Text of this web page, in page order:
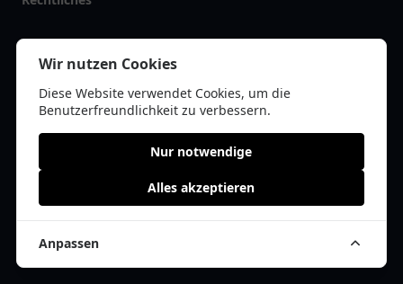
Impressum
Datenschutz
Kontakt
© 2026 vereinlist.de | Alle Rechte vorbehalten | * =Affiliate-Links /
Cookie Einwilligung anpassen
Wir nutzen Cookies
Diese Website verwendet Cookies, um die
Benutzerfreundlichkeit zu verbessern.
Nur notwendige
Alles akzeptieren
Anpassen